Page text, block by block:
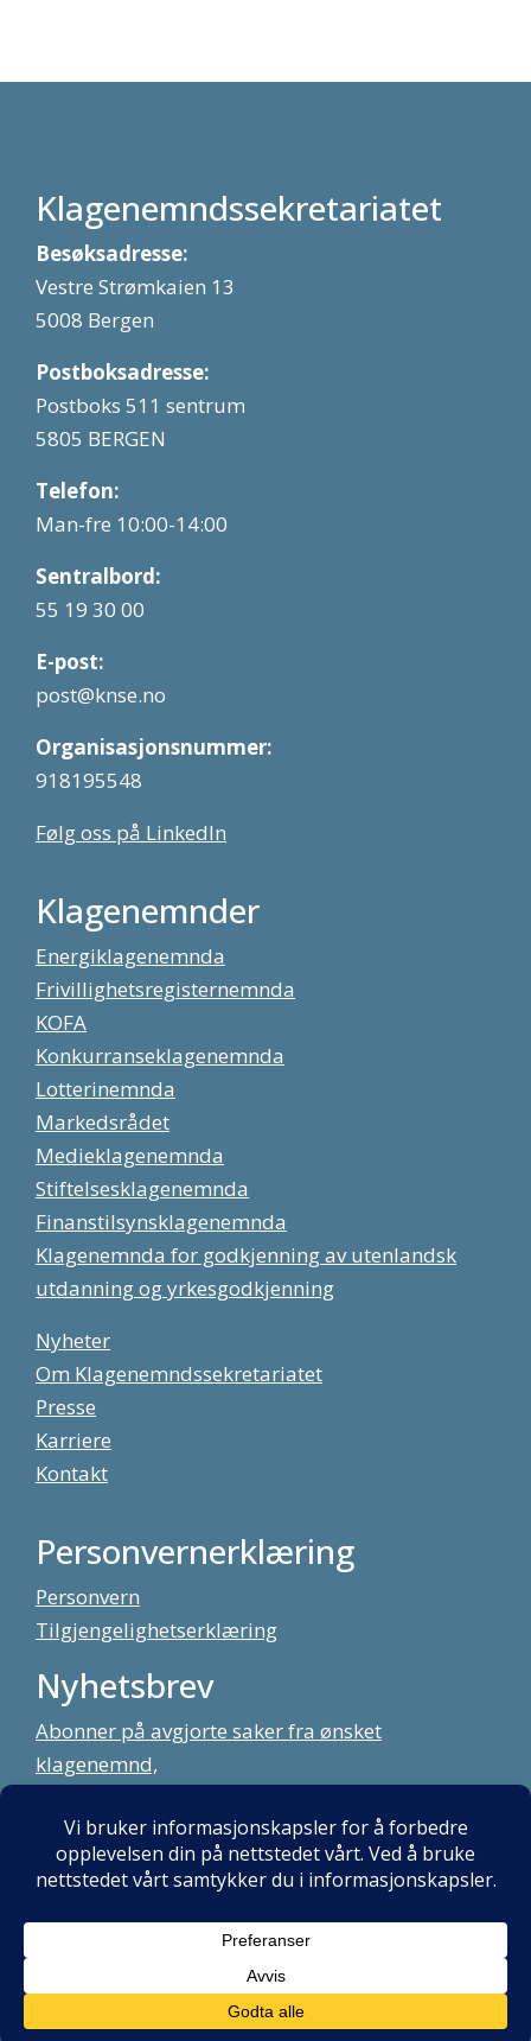
Klagenemndssekretariatet
Besøksadresse:
Vestre Strømkaien 13
5008 Bergen
Postboksadresse:
Postboks 511 sentrum
5805 BERGEN
Telefon:
Man-fre 10:00-14:00
Sentralbord:
55 19 30 00
E-post:
post@knse.no
Organisasjonsnummer:
918195548
Følg oss på LinkedIn
Klagenemnder
Energiklagenemnda
Frivillighetsregisternemnda
KOFA
Konkurranseklagenemnda
Lotterinemnda
Markedsrådet
Medieklagenemnda
Stiftelsesklagenemnda
Finanstilsynsklagenemnda
Klagenemnda for godkjenning av utenlandsk
utdanning og yrkesgodkjenning
Nyheter
Om Klagenemndssekretariatet
Presse
Karriere
Kontakt
Personvernerklæring
Personvern
Tilgjengelighetserklæring
Nyhetsbrev
Abonner på avgjorte saker fra ønsket
klagenemnd,